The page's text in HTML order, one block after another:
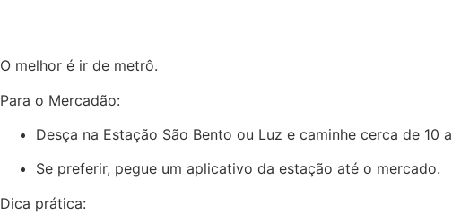
O melhor é ir de metrô.
Para o Mercadão:
Desça na Estação São Bento ou Luz e caminhe cerca de 10
Se preferir, pegue um aplicativo da estação até o mercado.
Dica prática: